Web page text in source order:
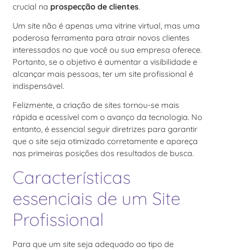
crucial na prospecção de clientes.
Um site não é apenas uma vitrine virtual, mas uma
poderosa ferramenta para atrair novos clientes
interessados no que você ou sua empresa oferece.
Portanto, se o objetivo é aumentar a visibilidade e
alcançar mais pessoas, ter um site profissional é
indispensável.
Felizmente, a criação de sites tornou-se mais
rápida e acessível com o avanço da tecnologia. No
entanto, é essencial seguir diretrizes para garantir
que o site seja otimizado corretamente e apareça
nas primeiras posições dos resultados de busca.
Características
essenciais de um Site
Profissional
Para que um site seja adequado ao tipo de